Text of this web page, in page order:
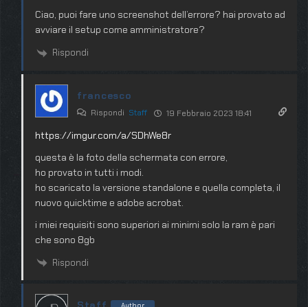
Ciao, puoi fare uno screenshot dell’errore? hai provato ad
avviare il setup come amministratore?
Rispondi
francesco
Rispondi Staff 19 Febbraio 2023 18:41
https://imgur.com/a/SDhWe8r
questa è la foto della schermata con errore,
ho provato in tutti i modi.
ho scaricato la versione standalone e quella completa, il
nuovo quicktime e adobe acrobat.
i miei requisiti sono superiori ai minimi solo la ram è pari
che sono 8gb
Rispondi
Author